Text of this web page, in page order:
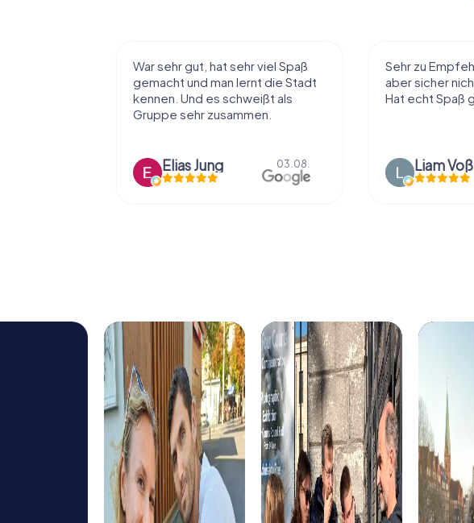
Sehr zu Empfehlen, war das erste
aber sicher nicht das letzte mal.
Hat echt Spaß gemacht.
Liam Voß 03.08.
Super Idee.
Schnitzeljagd
Heimatstadt